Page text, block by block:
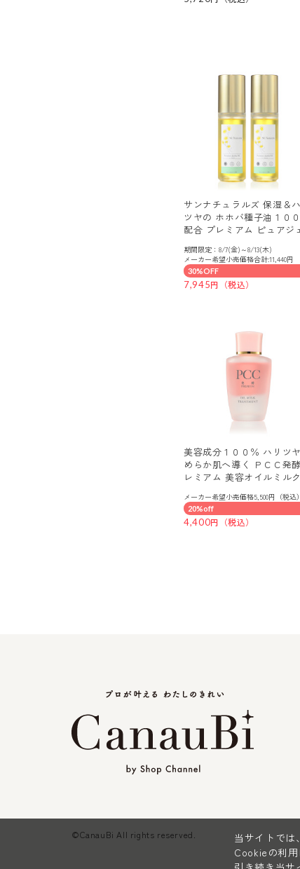
サンナチュラルズ 保湿＆
ツヤの ホホバ種子油１０
配合 プレミアム ピュアジ
期間限定：8/7(金)～8/13(木)
メーカー希望小売価格合計:11,440円
30%OFF
7,945
美容成分１００％ ハリツ
めらか肌へ導く ＰＣＣ発
レミアム 美容オイルミル
オイル・ 美容乳液）
メーカー希望小売価格5,500円（税込）
20%off
4,400
©CanauBi All rights reserved.
当サイトでは
Cookieの利